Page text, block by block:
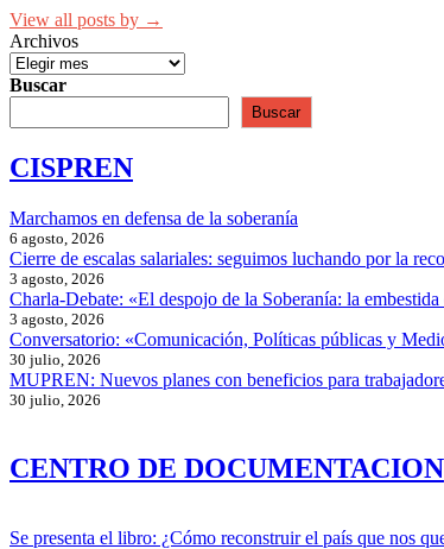
View all posts by →
Archivos
Buscar
Buscar
CISPREN
Marchamos en defensa de la soberanía
6 agosto, 2026
Cierre de escalas salariales: seguimos luchando por la
3 agosto, 2026
Charla-Debate: «El despojo de la Soberanía: la embestida
3 agosto, 2026
Conversatorio: «Comunicación, Políticas públicas y
30 julio, 2026
MUPREN: Nuevos planes con beneficios para
30 julio, 2026
CENTRO DE DOCUMENTACION
Se presenta el libro: ¿Cómo reconstruir el país que nos